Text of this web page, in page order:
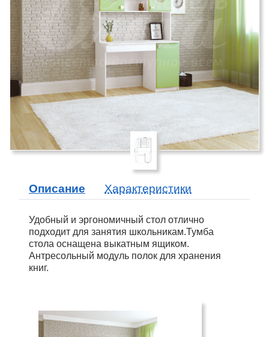
Описание Характеристики
Удобный и эргономичный стол отлично
подходит для занятия школьникам.Тумба
стола оснащена выкатным ящиком.
Антресольный модуль полок для хранения
книг.